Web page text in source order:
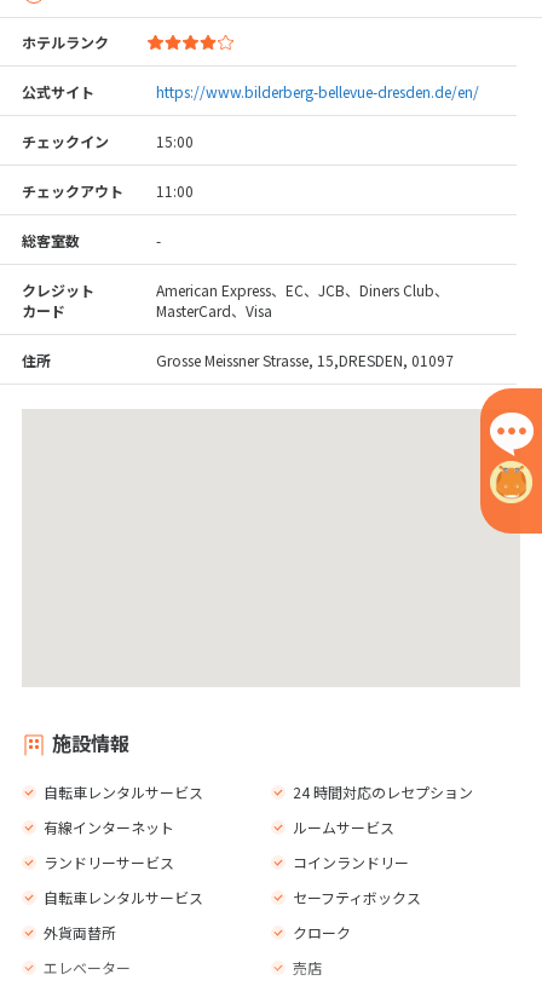
ホテルランク
公式サイト https://www.bilderberg-bellevue-dresden.de/en/
チェックイン 15:00
チェックアウト 11:00
総客室数 -
クレジット
カード
American Express、EC、JCB、Diners Club、
MasterCard、Visa
住所 Grosse Meissner Strasse, 15,DRESDEN, 01097
施設情報
自転車レンタルサービス
24 時間対応のレセプション
有線インターネット
ルームサービス
ランドリーサービス
コインランドリー
自転車レンタルサービス
セーフティボックス
外貨両替所
クローク
エレベーター
売店